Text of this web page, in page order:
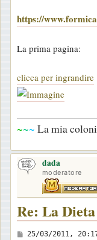
https://
La prima pagina:
clicca per ingrandire
~~~ La mia
dada
moderatore
Re: La
M
25/03/2011,